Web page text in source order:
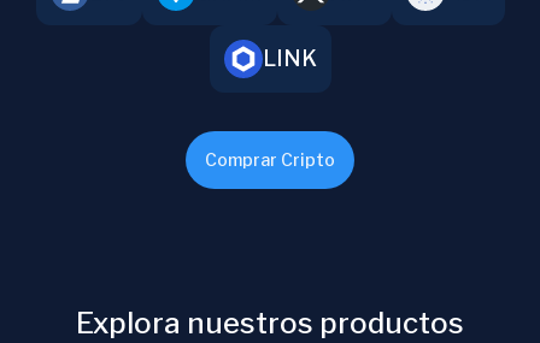
LINK
Comprar Cripto
Explora nuestros productos